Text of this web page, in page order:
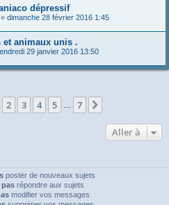
dépressif
« dimanche 28 février 2016 1:45
et animaux unis .
29 janvier 2016 13:50
1sur7
2 3 4 5 7
Aller à
poster de nouveaux sujets
pas répondre aux sujets
modifier vos messages